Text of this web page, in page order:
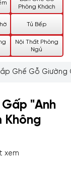
Phòng Khách
Tủ Bếp
Nội Thất Phòng
Ngủ
Ghế Gỗ Giường
"Anh
Không
xem